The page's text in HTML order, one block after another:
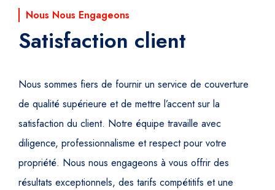
Nous Nous Engageons
Satisfaction client
Nous sommes fiers de fournir un service de couverture
de qualité supérieure et de mettre l’accent sur la
satisfaction du client. Notre équipe travaille avec
diligence, professionnalisme et respect pour votre
propriété. Nous nous engageons à vous offrir des
résultats exceptionnels, des tarifs compétitifs et une